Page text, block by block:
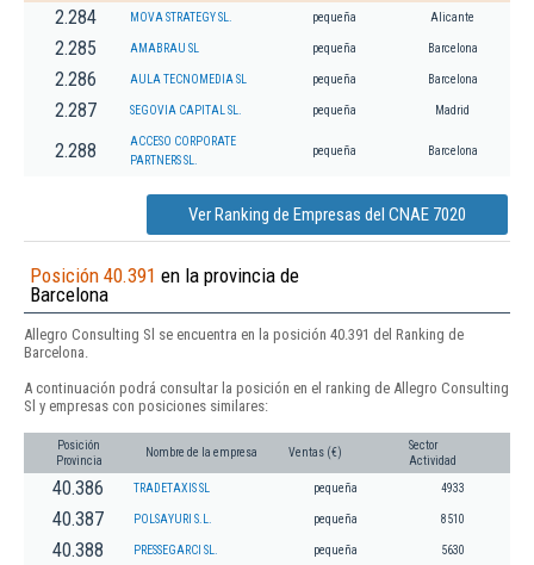
2.284 MOVA STRATEGY SL. pequeña Alicante
2.285 AMABRAU SL pequeña Barcelona
2.286 AULA TECNOMEDIA SL pequeña Barcelona
2.287 SEGOVIA CAPITAL SL. pequeña Madrid
2.288
ACCESO CORPORATE
PARTNERS SL.
pequeña Barcelona
Ver Ranking de Empresas del CNAE 7020
Posición 40.391 en la provincia de
Barcelona
Allegro Consulting Sl se encuentra en la posición 40.391 del Ranking de
Barcelona.
A continuación podrá consultar la posición en el ranking de Allegro Consulting
Sl y empresas con posiciones similares:
Posición
Provincia
Nombre de la empresa Ventas (€)
Sector
Actividad
40.386 TRADETAXIS SL pequeña 4933
40.387 POLSAYURI S.L. pequeña 8510
40.388 PRESSEGARCI SL. pequeña 5630